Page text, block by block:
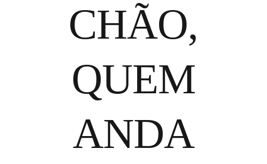
CHÃO,
QUEM
ANDA